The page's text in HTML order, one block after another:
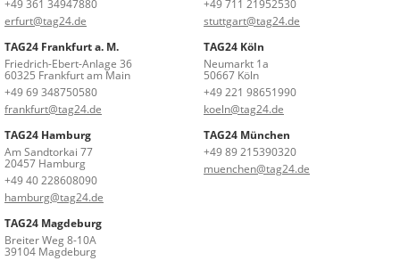
+49 361 34947880
erfurt@tag24.de
+49 711 21952530
stuttgart@tag24.de
TAG24 Frankfurt a. M.
Friedrich-Ebert-Anlage 36
60325 Frankfurt am Main
+49 69 348750580
frankfurt@tag24.de
TAG24 Köln
Neumarkt 1a
50667 Köln
+49 221 98651990
koeln@tag24.de
TAG24 Hamburg
Am Sandtorkai 77
20457 Hamburg
+49 40 228608090
hamburg@tag24.de
TAG24 München
+49 89 215390320
muenchen@tag24.de
TAG24 Magdeburg
Breiter Weg 8-10A
39104 Magdeburg